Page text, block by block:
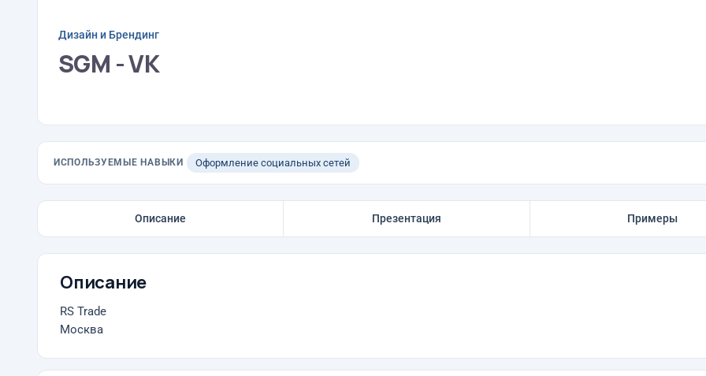
Дизайн и Брендинг
SGM - VK
ИСПОЛЬЗУЕМЫЕ НАВЫКИ Оформление социальных сетей
Описание Презентация Примеры
Описание
RS Trade
Москва